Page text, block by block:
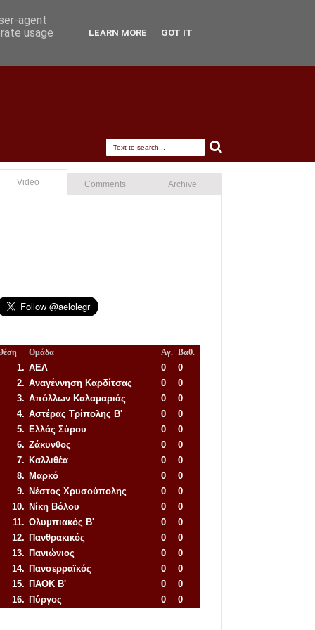
Video Comments Archive
Ομάδα Αγ. Βαθ.
1. ΑΕΛ 0
0
2. Αναγέννηση Καρδίτσας 0
0
3. Απόλλων Καλαμαριάς 0
0
4. Αστέρας Τρίπολης Β' 0
0
5. Ελλάς Σύρου 0
0
6. Ζάκυνθος 0
0
7. Καλλιθέα 0
0
8. Μαρκό 0
0
9. Νέστος Χρυσούπολης 0
0
10. Νίκη Βόλου 0
0
11. Ολυμπιακός Β' 0
0
12. Πανθρακικός 0
0
13. Πανιώνιος 0
0
14. Πανσερραϊκός 0
0
15. ΠΑΟΚ Β' 0
0
16. Πύργος 0
0
agent
usage
LEARN MORE GOT IT